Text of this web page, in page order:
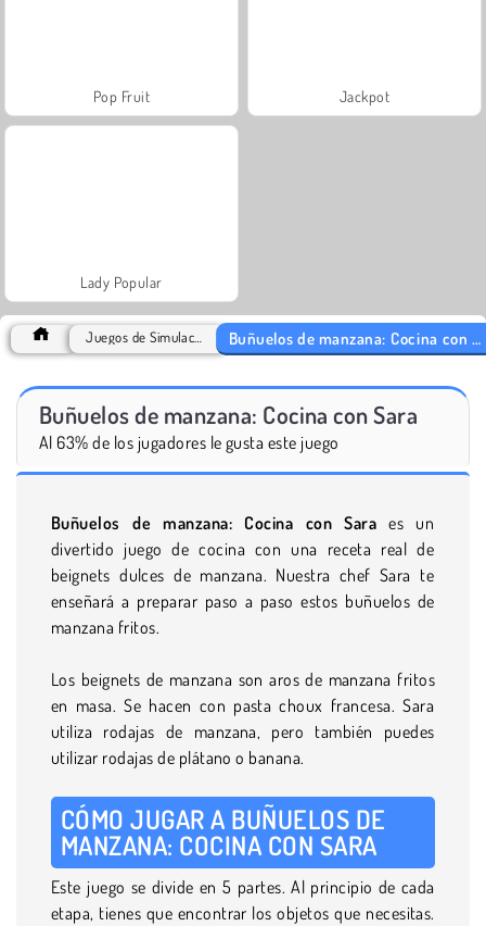
Pop Fruit Jackpot
Lady Popular
Buñuelos de manzana: Cocina con Sara
Al 63% de los jugadores le gusta este juego
Buñuelos de manzana: Cocina con Sara es un
divertido juego de cocina con una receta real de
beignets dulces de manzana. Nuestra chef Sara te
enseñará a preparar paso a paso estos buñuelos de
manzana fritos.
Los beignets de manzana son aros de manzana fritos
en masa. Se hacen con pasta choux francesa. Sara
utiliza rodajas de manzana, pero también puedes
utilizar rodajas de plátano o banana.
CÓMO JUGAR A BUÑUELOS DE
MANZANA: COCINA CON SARA
Este juego se divide en 5 partes. Al principio de cada
etapa, tienes que encontrar los objetos que necesitas.